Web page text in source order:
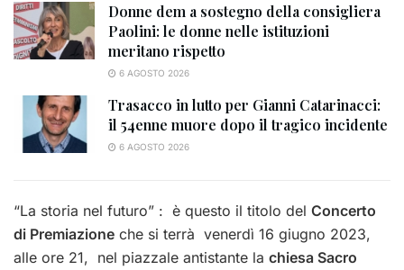
Donne dem a sostegno della consigliera
Paolini: le donne nelle istituzioni
meritano rispetto
6 AGOSTO 2026
Trasacco in lutto per Gianni Catarinacci:
il 54enne muore dopo il tragico incidente
6 AGOSTO 2026
“La storia nel futuro” : è questo il titolo del Concerto
di Premiazione che si terrà venerdì 16 giugno 2023,
alle ore 21, nel piazzale antistante la chiesa Sacro